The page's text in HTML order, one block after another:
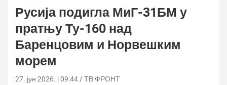
Русија подигла МиГ-31БМ у
пратњу Ту-160 над
Баренцовим и Норвешким
морем
27. јун 2026. | 09:44 ТВ ФРОНТ